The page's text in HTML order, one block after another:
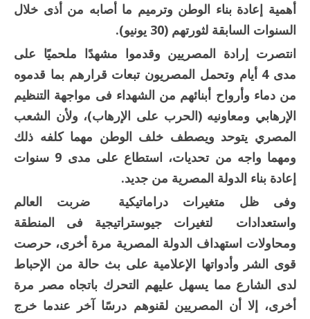
أهمية إعادة بناء الوطن وترميم ما أصابه من أذى خلال
السنوات السابقة لثورتهم (30 يونيو).
انتصرت إرادة المصريين وقدموا مشهدًا ملحميًا على
مدى 4 أيام وتحمل المصريون تبعات قرارهم بما قدموه
من دماء وأرواح أبنائهم من الشهداء فى مواجهة التنظيم
الإرهابي ومعاونيه (الحرب على الإرهاب)، ولأن الشعب
المصري يتوحد ويصطف خلف الوطن مهما كلفه ذلك
ومهما واجه من تحديات، استطاع على مدى 9 سنوات
إعادة بناء الدولة المصرية من جديد.
وفى ظل متغيرات دراماتيكية ضربت العالم
واستعدادات لتغيرات جيوستراتيجية فى المنطقة
ومحاولات استهداف الدولة المصرية مرة أخرى، حرصت
قوى الشر وأدواتها الإعلامية على بث حالة من الإحباط
لدى الشارع مما يسهل عليهم التحرك باتجاه مصر مرة
أخرى، إلا أن المصريين لقنوهم درسًا آخر عندما خرج